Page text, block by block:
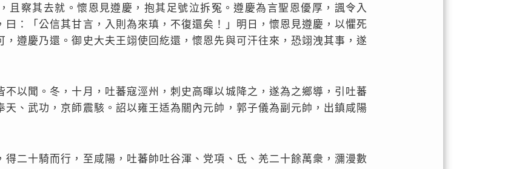
且察其去就。懷恩見遵慶，抱其足號泣拆冤。遵慶為言聖恩優厚，諷令入
：「公信其甘言，入則為來瑱，不復還矣！」明日，懷恩見遵慶，以懼死
遵慶乃還。御史大夫王翊使回紇還，懷恩先與可汗往來，恐翊洩其事，遂
以聞。冬，十月，吐蕃寇涇州，刺史高暉以城降之，遂為之鄉導，引吐蕃
、武功，京師震駭。詔以雍王适為關內元帥，郭子儀為副元帥，出鎮咸陽
二十騎而行，至咸陽，吐蕃帥吐谷渾、党項、氐、羌二十餘萬衆，瀰漫數